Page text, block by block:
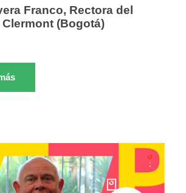
Franco, Rectora del
(Bogotá)